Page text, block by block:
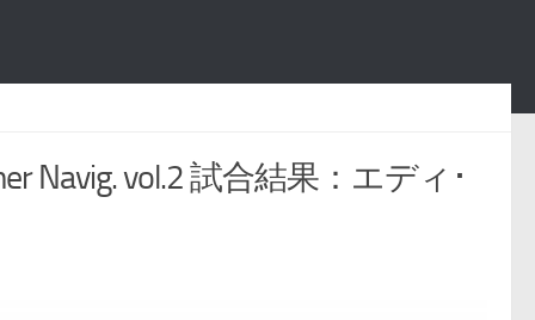
Navig. vol.2 試合結果：エディ･